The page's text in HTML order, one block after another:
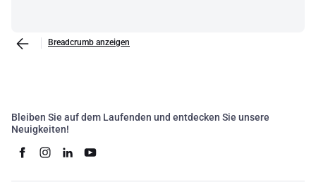
Breadcrumb anzeigen
Bleiben Sie auf dem Laufenden und entdecken Sie unsere
Neuigkeiten!